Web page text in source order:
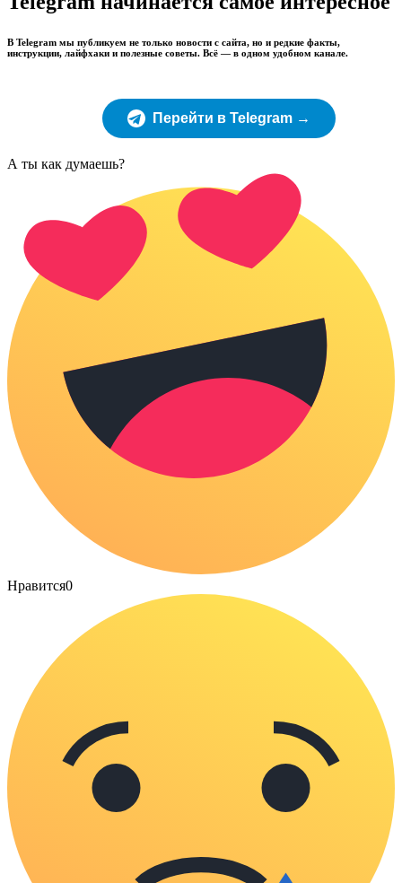
В Telegram мы публикуем не только новости с сайта, но и редкие факты,
инструкции, лайфхаки и полезные советы. Всё — в одном удобном канале.
Перейти в Telegram →
А ты как думаешь?
Нравится0